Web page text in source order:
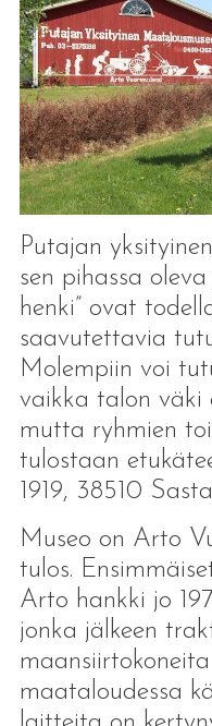
Putajan
sen pihassa
henki” ovat
saavutettavia
Molempiin voi
vaikka talon väki
mutta ryhmien
tulostaan
1919, 38510
Museo on Arto
tulos.
Arto hankki jo
jonka jälkeen
maataloudessa